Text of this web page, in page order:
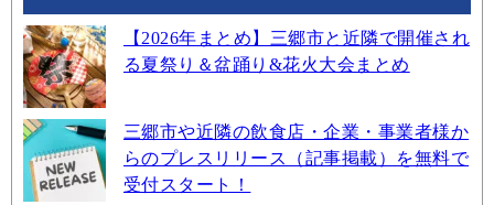
【2026年まとめ】三郷市と近隣で開催され
る夏祭り＆盆踊り&花火大会まとめ
三郷市や近隣の飲食店・企業・事業者様か
らのプレスリリース（記事掲載）を無料で
受付スタート！